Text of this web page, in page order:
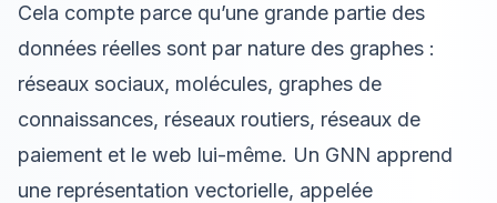
Cela compte parce qu’une grande partie des
données réelles sont par nature des graphes :
réseaux sociaux, molécules, graphes de
connaissances, réseaux routiers, réseaux de
paiement et le web lui-même. Un GNN apprend
une représentation vectorielle, appelée